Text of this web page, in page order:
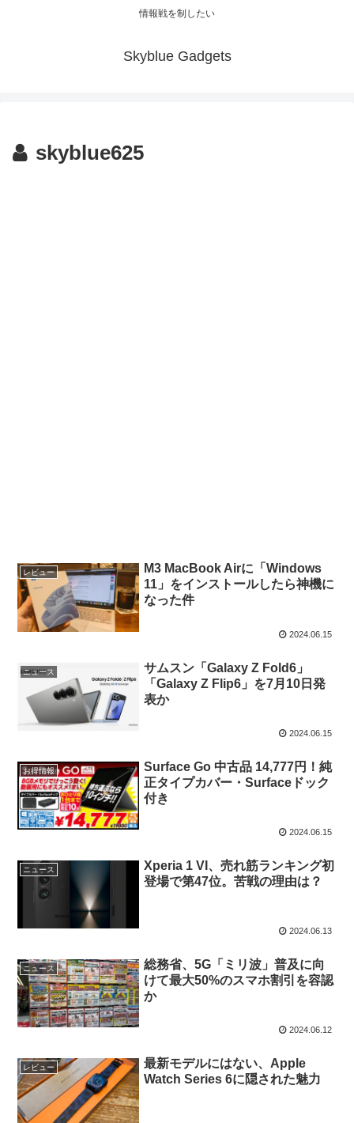
情報戦を制したい
Skyblue Gadgets
skyblue625
レビュー
M3 MacBook Airに「Windows
11」をインストールしたら神機に
なった件
2024.06.15
ニュース
サムスン「Galaxy Z Fold6」
「Galaxy Z Flip6」を7月10日発
表か
2024.06.15
お得情報
Surface Go 中古品 14,777円！純
正タイプカバー・Surfaceドック
付き
2024.06.15
ニュース
Xperia 1 VI、売れ筋ランキング初
登場で第47位。苦戦の理由は？
2024.06.13
ニュース
総務省、5G「ミリ波」普及に向
けて最大50%のスマホ割引を容認
か
2024.06.12
レビュー
最新モデルにはない、Apple
Watch Series 6に隠された魅力